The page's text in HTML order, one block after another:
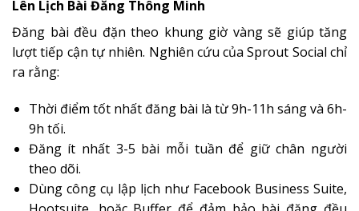
Lên Lịch Bài Đăng Thông Minh
Đăng bài đều đặn theo khung giờ vàng sẽ giúp tăng
lượt tiếp cận tự nhiên. Nghiên cứu của Sprout Social chỉ
ra rằng:
Thời điểm tốt nhất đăng bài là từ 9h-11h sáng và 6h-
9h tối.
Đăng ít nhất 3-5 bài mỗi tuần để giữ chân người
theo dõi.
Dùng công cụ lập lịch như Facebook Business Suite,